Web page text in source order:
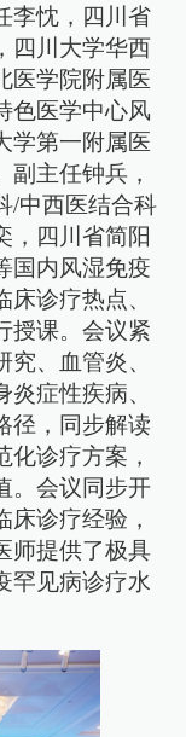
李忱，四川省
四川大学华西
医学院附属医
色医学中心风
学第一附属医
主任钟兵，
/中西医结合科
，四川省简阳
国内风湿免疫
诊疗热点、
授课。会议紧
、血管炎、
症性疾病、
径，同步解读
诊疗方案，
。会议同步开
诊疗经验，
师提供了极具
罕见病诊疗水